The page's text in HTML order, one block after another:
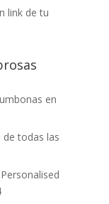
link de tu
en
todas las